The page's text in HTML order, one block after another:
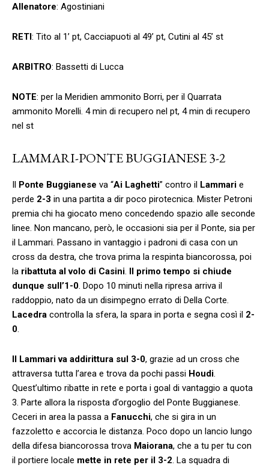
Allenatore: Agostiniani
RETI: Tito al 1’ pt, Cacciapuoti al 49’ pt, Cutini al 45’ st
ARBITRO: Bassetti di Lucca
NOTE: per la Meridien ammonito Borri, per il Quarrata
ammonito Morelli. 4 min di recupero nel pt, 4 min di recupero
nel st
LAMMARI-PONTE BUGGIANESE 3-2
Il Ponte Buggianese va “Ai Laghetti” contro il Lammari e
perde 2-3 in una partita a dir poco pirotecnica. Mister Petroni
premia chi ha giocato meno concedendo spazio alle seconde
linee. Non mancano, però, le occasioni sia per il Ponte, sia per
il Lammari. Passano in vantaggio i padroni di casa con un
cross da destra, che trova prima la respinta biancorossa, poi
la ribattuta al volo di Casini. Il primo tempo si chiude
dunque sull’1-0. Dopo 10 minuti nella ripresa arriva il
raddoppio, nato da un disimpegno errato di Della Corte.
Lacedra controlla la sfera, la spara in porta e segna così il 2-
0.
Il Lammari va addirittura sul 3-0, grazie ad un cross che
attraversa tutta l’area e trova da pochi passi Houdi.
Quest’ultimo ribatte in rete e porta i goal di vantaggio a quota
3. Parte allora la risposta d’orgoglio del Ponte Buggianese.
Ceceri in area la passa a Fanucchi, che si gira in un
fazzoletto e accorcia le distanza. Poco dopo un lancio lungo
della difesa biancorossa trova Maiorana, che a tu per tu con
il portiere locale mette in rete per il 3-2. La squadra di